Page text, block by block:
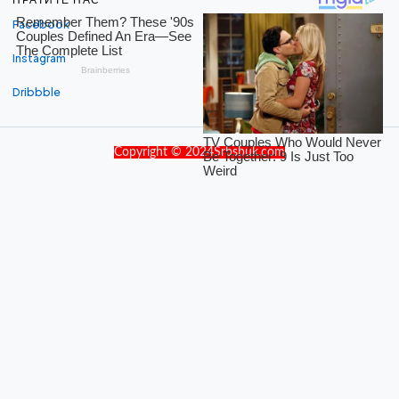
Facebook
Instagram
Dribbble
Copyright © 2024Srbsbuk.com